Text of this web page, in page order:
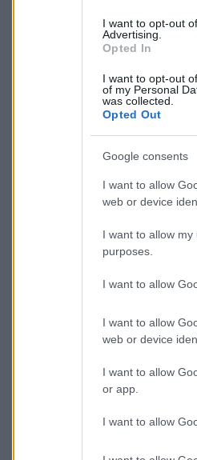
I want to opt-out
Advertising.
Opted In
I want to opt-out
of my Personal
was collected.
Opted Out
Google consents
I want to allow
web or device
I want to allow
purposes.
I want to allow
I want to allow
web or device
I want to allow
or app.
I want to allow